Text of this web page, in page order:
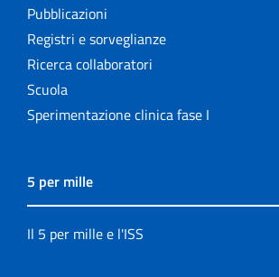
Pubblicazioni
Registri e sorveglianze
Ricerca collaboratori
Scuola
Sperimentazione clinica fase I
5 per mille
Il 5 per mille e l'ISS